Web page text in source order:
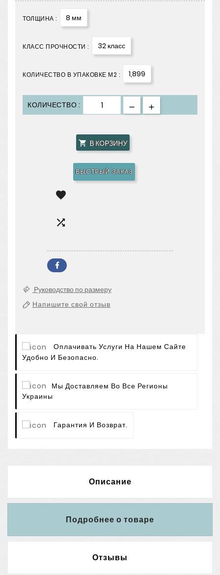
ТОЛЩИНА : 8 мм
КЛАСС ПРОЧНОСТИ : 32 класс
КОЛИЧЕСТВО В УПАКОВКЕ М2 : 1,899
КОЛИЧЕСТВО :
 В КОРЗИНУ
БЫСТРЫЙ ЗАКАЗ


Руководство по размеру
Напишите свой отзыв
Оплачивать Услуги На Нашем Сайте
Удобно И Безопасно.
Мы Доставляем Во Все Регионы
Украины
Гарантия И Возврат.
Описание
Подробнее о товаре
Отзывы